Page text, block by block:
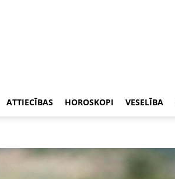
ATTIECĪBAS HOROSKOPI VESELĪBA